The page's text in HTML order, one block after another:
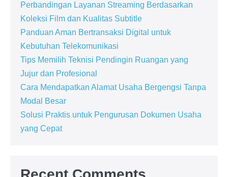
Perbandingan Layanan Streaming Berdasarkan
Koleksi Film dan Kualitas Subtitle
Panduan Aman Bertransaksi Digital untuk
Kebutuhan Telekomunikasi
Tips Memilih Teknisi Pendingin Ruangan yang
Jujur dan Profesional
Cara Mendapatkan Alamat Usaha Bergengsi Tanpa
Modal Besar
Solusi Praktis untuk Pengurusan Dokumen Usaha
yang Cepat